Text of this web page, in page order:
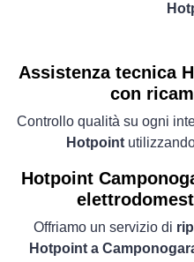
Assistenza tecnica
con
Controllo qualità su ogni
Hotpoint
Hotpoint
Offriamo un servizio di
Hotpoint a